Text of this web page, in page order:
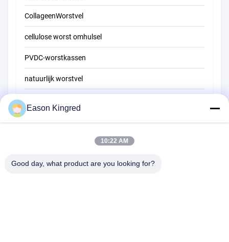
CollageenWorstvel
cellulose worst omhulsel
PVDC-worstkassen
natuurlijk worstvel
Verpakkingsfilm voor levensmiddelen
Eason Kingred
10:22 AM
Good day, what product are you looking for?